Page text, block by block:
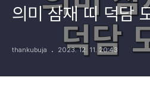
의미 삼재 띠 덕담
thankubuja 2023. 12. 11. 20:43